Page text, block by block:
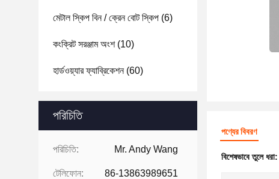
মেটাল স্কিপ বিন / ক্রেন বোট স্কিপ (6)
কংক্রিট সরঞ্জাম অংশ(10)
হার্ডওয়্যার ফ্যাব্রিকেশন(60)
পরিচিতি
পরিচিতি: Mr. Andy Wang
টেলিফোন: 86-13863989651
পণ্যের বিবরণ
বিশেষভাবে তুলে ধরা: